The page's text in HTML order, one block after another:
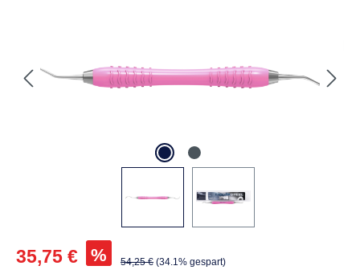
Verkaufspreis:
35,75 € % Regulärer Preis:
54,25 € (34.1% gespart)